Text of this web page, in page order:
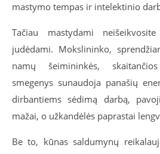
mastymo tempas ir intelektinio
Tačiau mastydami
judėdami. Mokslininko,
namų šeimininkės,
smegenys sunaudoja panašių
dirbantiems sėdimą darbą,
mažai, o užkandėlės paprastai
Be to, kūnas saldumynų